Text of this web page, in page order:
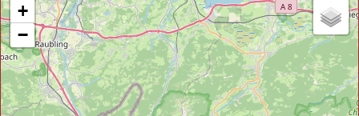
+
−